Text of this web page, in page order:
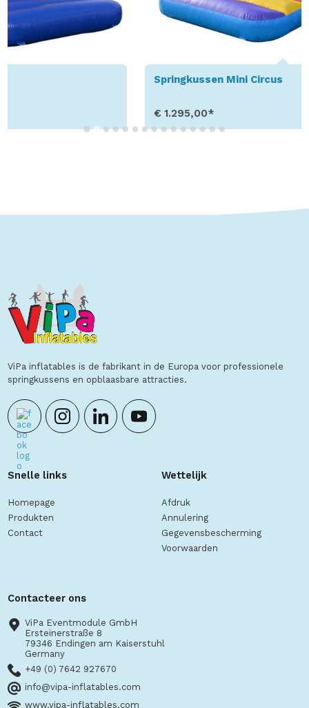
Springkussen Mini Circus
ViPa inflatables is de fabrikant in de Europa voor professionele
springkussens en opblaasbare attracties.
Snelle links
Homepage
Produkten
Contact
Wettelijk
Afdruk
Annulering
Gegevensbescherming
Voorwaarden
Contacteer ons
ViPa Eventmodule GmbH
Ersteinerstraße 8
79346 Endingen am Kaiserstuhl
Germany
+49 (0) 7642 927670
info@vipa-inflatables.com
www.vipa-inflatables.com